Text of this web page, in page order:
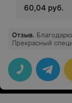
60,04 руб.
Отзыв.
Прекрасный
нет уже пол
раз только к